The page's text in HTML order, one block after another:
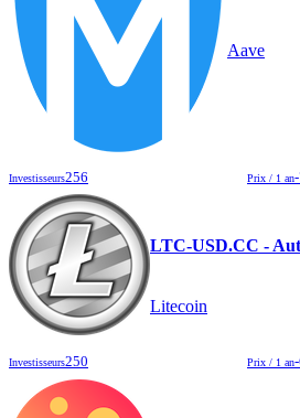
Aave
Investisseurs256 Prix / 1 an
LTC-USD.CC -
Litecoin
Investisseurs250 Prix / 1 an